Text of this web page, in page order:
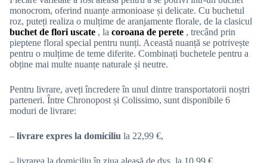
monocrom, oferind nuanțe armonioase și delicate. Cu buchetul
roz, puteți realiza o mulțime de aranjamente florale, de la clasicul
buchet de flori uscate , la coroana de perete , trecând prin
pieptene floral special pentru nunți. Această nuanță se potrivește
pentru o mulțime de teme diferite. Combinați buchetele pentru a
obține mai multe nuanțe naturale și neutre.
Pentru livrare, aveți încredere în unul dintre transportatorii noștri
parteneri. Între Chronopost și Colissimo, sunt disponibile 6
moduri de livrare:
– livrare expres la domiciliu la 22,99 €,
– livrarea la domiciliu în ziua aleasă de dvs. la 10,99 €,